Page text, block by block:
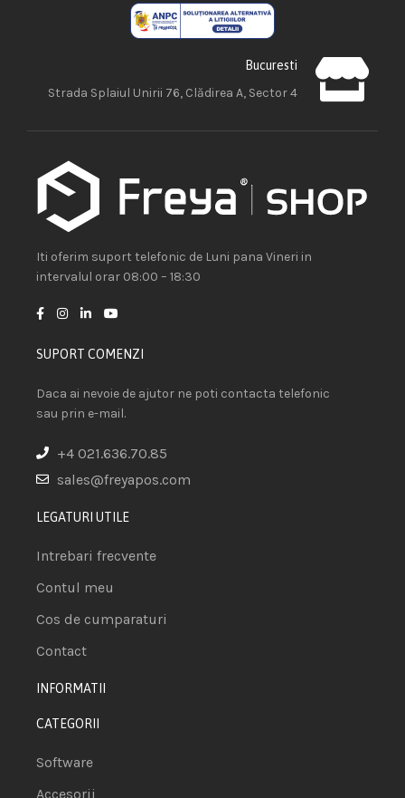
Bucuresti
Strada Splaiul Unirii 76, Clădirea A, Sector 4
Iti oferim suport telefonic de Luni pana Vineri in
intervalul orar 08:00 – 18:30
SUPORT COMENZI
Daca ai nevoie de ajutor ne poti contacta telefonic
sau prin e-mail.
+4 021.636.70.85
sales@freyapos.com
LEGATURI UTILE
Intrebari frecvente
Contul meu
Cos de cumparaturi
Contact
INFORMATII
CATEGORII
Software
Accesorii